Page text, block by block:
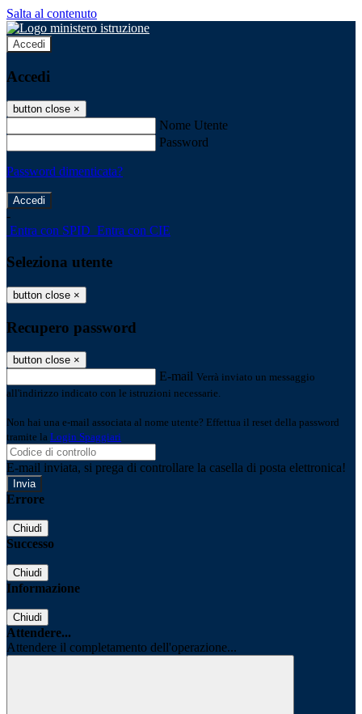
Salta al contenuto
Accedi
Accedi
button close ×
Nome Utente
Password
Password dimenticata?
-
Entra con SPID Entra con CIE
Seleziona utente
button close ×
Recupero password
button close ×
E-mail Verrà inviato un messaggio
all'indirizzo indicato con le istruzioni necessarie.
Non hai una e-mail associata al nome utente? Effettua il reset della password
tramite la Login Spaggiari
E-mail inviata, si prega di controllare la casella di posta elettronica!
Errore
Chiudi
Successo
Chiudi
Informazione
Chiudi
Attendere...
Attendere il completamento dell'operazione...